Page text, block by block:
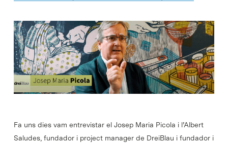
Fa uns dies vam entrevistar el Josep Maria Picola i l’Albert
Saludes, fundador i project manager de DreiBlau i fundador i